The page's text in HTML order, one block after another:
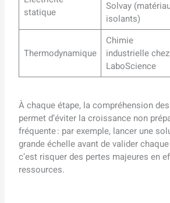
statique
Solvay
isolants)
Thermodynamique
Chimie
industrielle chez
LaboScience
À chaque étape, la compréhension
permet d’éviter la croissance non
fréquente : par exemple, lancer une
grande échelle avant de valider
c’est risquer des pertes majeures en
ressources.